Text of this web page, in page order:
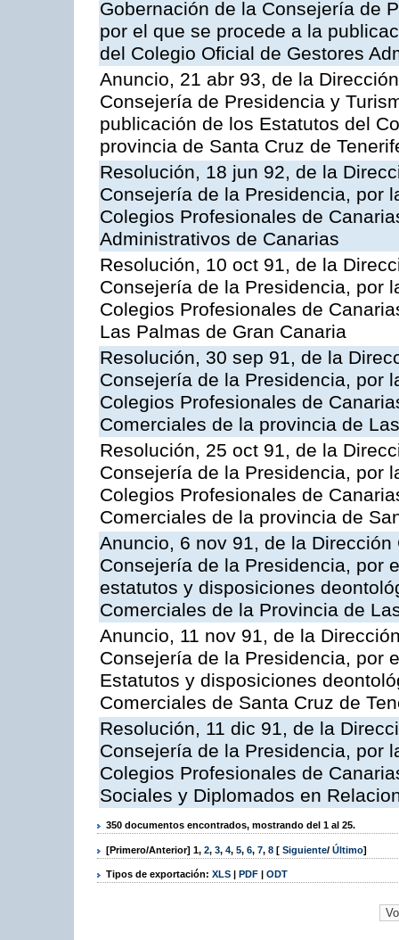
Gobernación de la Consejería de
por el que se procede a la
del Colegio Oficial de Gestores
Anuncio, 21 abr 93, de la
Consejería de Presidencia y
publicación de los Estatutos del
provincia de Santa Cruz de
Resolución, 18 jun 92, de la
Consejería de la Presidencia, por
Colegios Profesionales de
Administrativos de Canarias
Resolución, 10 oct 91, de la
Consejería de la Presidencia, por
Colegios Profesionales de
Las Palmas de Gran Canaria
Resolución, 30 sep 91, de la
Consejería de la Presidencia, por
Colegios Profesionales de
Comerciales de la provincia de
Resolución, 25 oct 91, de la
Consejería de la Presidencia, por
Colegios Profesionales de
Comerciales de la provincia de
Anuncio, 6 nov 91, de la
Consejería de la Presidencia, por
estatutos y disposiciones
Comerciales de la Provincia de
Anuncio, 11 nov 91, de la
Consejería de la Presidencia, por
Estatutos y disposiciones
Comerciales de Santa Cruz de
Resolución, 11 dic 91, de la
Consejería de la Presidencia, por
Colegios Profesionales de
Sociales y Diplomados en
350 documentos encontrados, mostrando del 1 al 25.
[Primero/Anterior] 1, 2, 3, 4, 5, 6, 7, 8 [ Siguiente/ Último]
Tipos de exportación: XLS | PDF | ODT